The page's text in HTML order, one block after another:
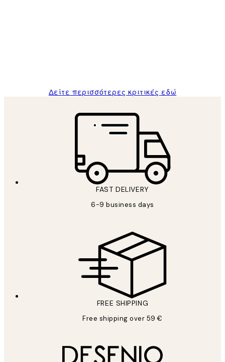
Δείτε περισσότερες κριτικές εδώ
FAST DELIVERY
6-9 business days
FREE SHIPPING
Free shipping over 59 €